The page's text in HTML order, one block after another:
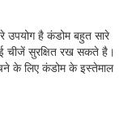
उपयोग है कंडोम बहुत सारे
चीजें सुरक्षित रख सकते है।
के लिए कंडोम के इस्‍तेमाल